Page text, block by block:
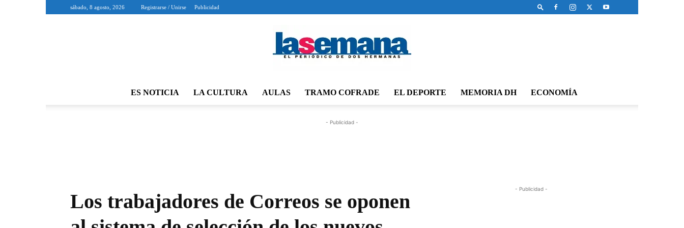
sábado, 8 agosto, 2026 Registrarse / Unirse Publicidad
ES NOTICIA LA CULTURA AULAS TRAMO COFRADE EL DEPORTE MEMORIA DH ECONOMÍA
- Publicidad -
Los trabajadores de Correos se oponen
- Publicidad -